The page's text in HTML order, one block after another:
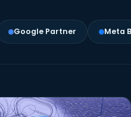
Google Partner Meta